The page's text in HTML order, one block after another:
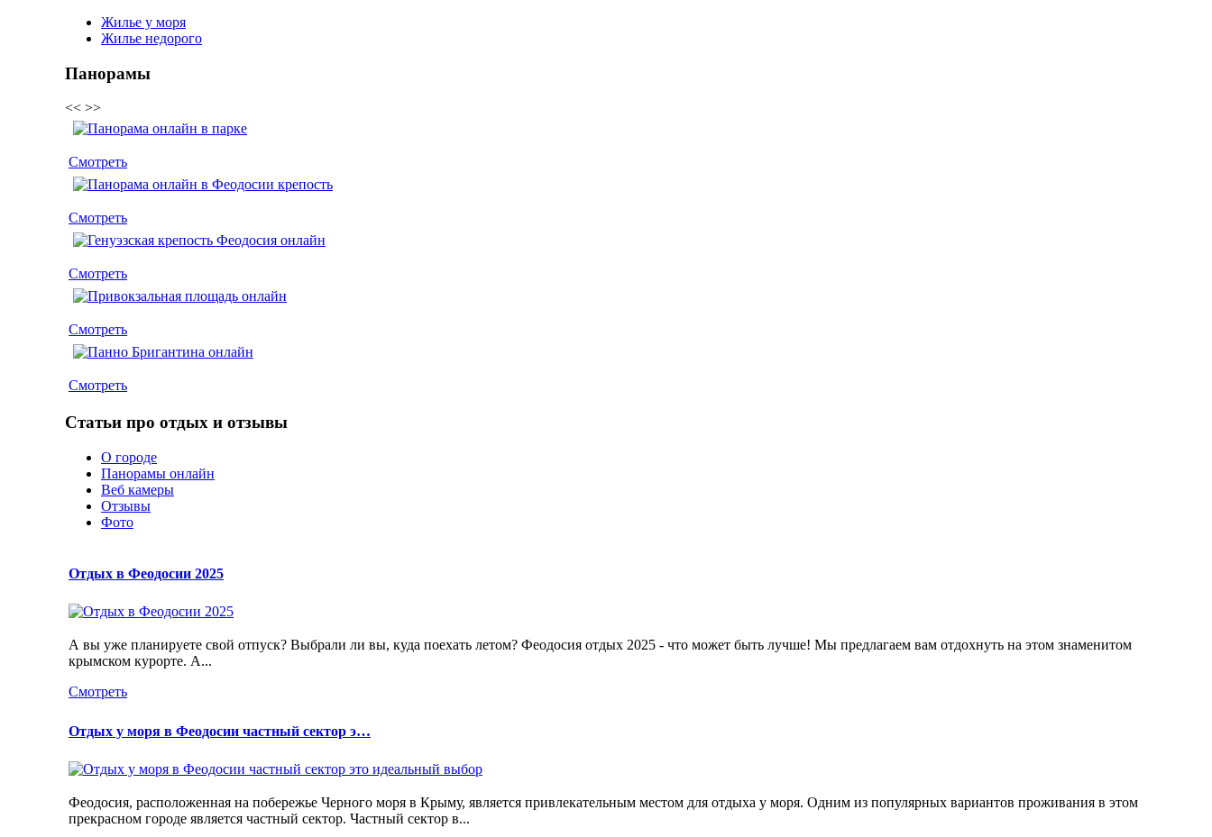
Жилье у моря
Жилье недорого
Панорамы
<< >>
Смотреть
Смотреть
Смотреть
Смотреть
Смотреть
Статьи про отдых и отзывы
О городе
Панорамы онлайн
Веб камеры
Отзывы
Фото
Отдых в Феодосии 2025
А вы уже планируете свой отпуск? Выбрали ли вы, куда поехать летом? Феодосия отдых 2025 - что может быть лучше! Мы предлагаем вам отдохнуть на этом знаменитом
крымском курорте. А...
Смотреть
Отдых у моря в Феодосии частный сектор э…
Феодосия, расположенная на побережье Черного моря в Крыму, является привлекательным местом для отдыха у моря. Одним из популярных вариантов проживания в этом
прекрасном городе является частный сектор. Частный сектор в...